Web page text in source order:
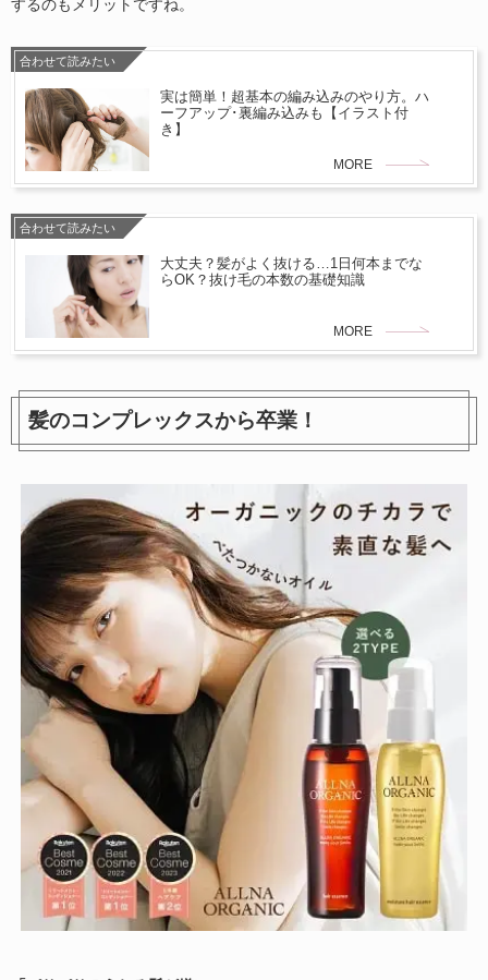
するのもメリットですね。
合わせて読みたい
実は簡単！超基本の編み込みのやり方。ハ
ーフアップ･裏編み込みも【イラスト付
き】
MORE
合わせて読みたい
大丈夫？髪がよく抜ける…1日何本までな
らOK？抜け毛の本数の基礎知識
MORE
髪のコンプレックスから卒業！